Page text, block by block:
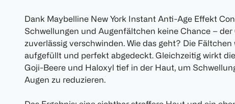
Dank Maybelline New York Instant Anti-Age Effekt
Schwellungen und Augenfältchen keine Chance –
zuverlässig verschwinden. Wie das geht? Die
aufgefüllt und perfekt abgedeckt. Gleichzeitig wirkt
Goji-Beere und Haloxyl tief in der Haut, um
Augen zu reduzieren.